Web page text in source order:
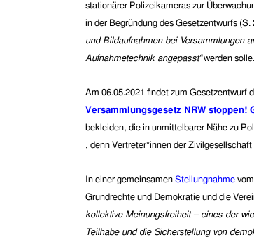
stationärer Polizeikameras zur
in der Begründung des Gesetzentwurfs
und Bildaufnahmen bei Versammlungen
Aufnahmetechnik angepasst“werden solle.
Am 06.05.2021 findet zum Gesetzentwurf
Versammlungsgesetz NRW stoppen!
bekleiden, die in unmittelbarer Nähe zu
, denn Vertreter*innen der
In einer gemeinsamen Stellungnahme
Grundrechte und Demokratie und die
kollektive Meinungsfreiheit – eines der
Teilhabe und die Sicherstellung von